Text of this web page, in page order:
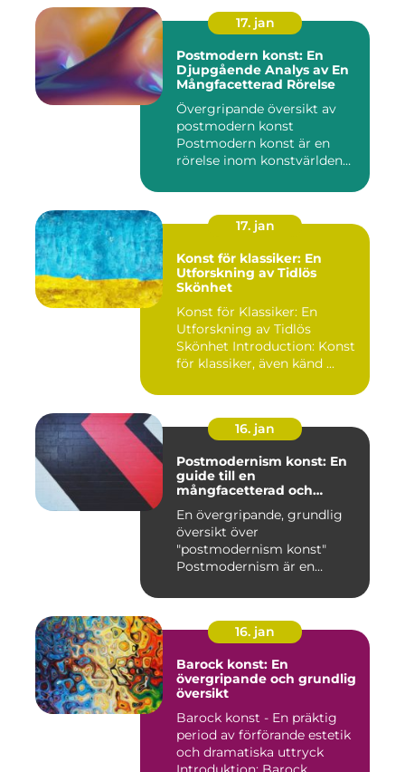
17. jan
Postmodern konst: En
Djupgående Analys av En
Mångfacetterad Rörelse
Övergripande översikt av
postmodern konst
Postmodern konst är en
rörelse inom konstvärlden
17. jan
Konst för klassiker: En
Utforskning av Tidlös
Skönhet
Konst för Klassiker: En
Utforskning av Tidlös
Skönhet Introduction: Konst
för klassiker, även känd ...
16. jan
Postmodernism konst: En
guide till en
mångfacetterad och
En övergripande, grundlig
översikt över
"postmodernism konst"
Postmodernism är en
16. jan
Barock konst: En
övergripande och grundlig
översikt
Barock konst - En präktig
period av förförande estetik
och dramatiska uttryck